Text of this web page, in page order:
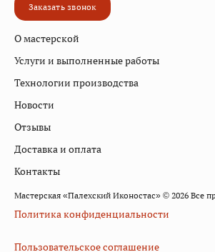
О мастерской
Услуги и выполненные работы
Технологии производства
Новости
Отзывы
Доставка и оплата
Контакты
Заказать звонок
Мастерская «Палехский Иконостас» © 2026 Все
Политика конфиденциальности
Пользовательское соглашение